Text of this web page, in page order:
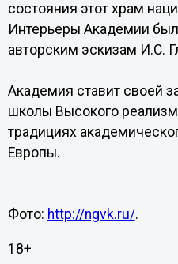
состояния этот храм
Интерьеры Академии
авторским эскизам И.С.
Академия ставит своей
школы Высокого
традициях
Европы.
Фото: http://ngvk.ru/.
18+